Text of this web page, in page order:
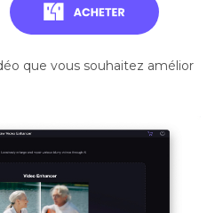
que vous souhaitez amélior